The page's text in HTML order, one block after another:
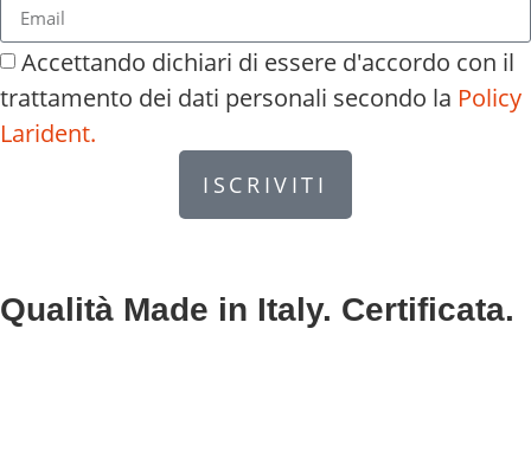
Accettando dichiari di essere d'accordo con il
trattamento dei dati personali secondo la Policy
Larident.
ISCRIVITI
Qualità Made in Italy. Certificata.